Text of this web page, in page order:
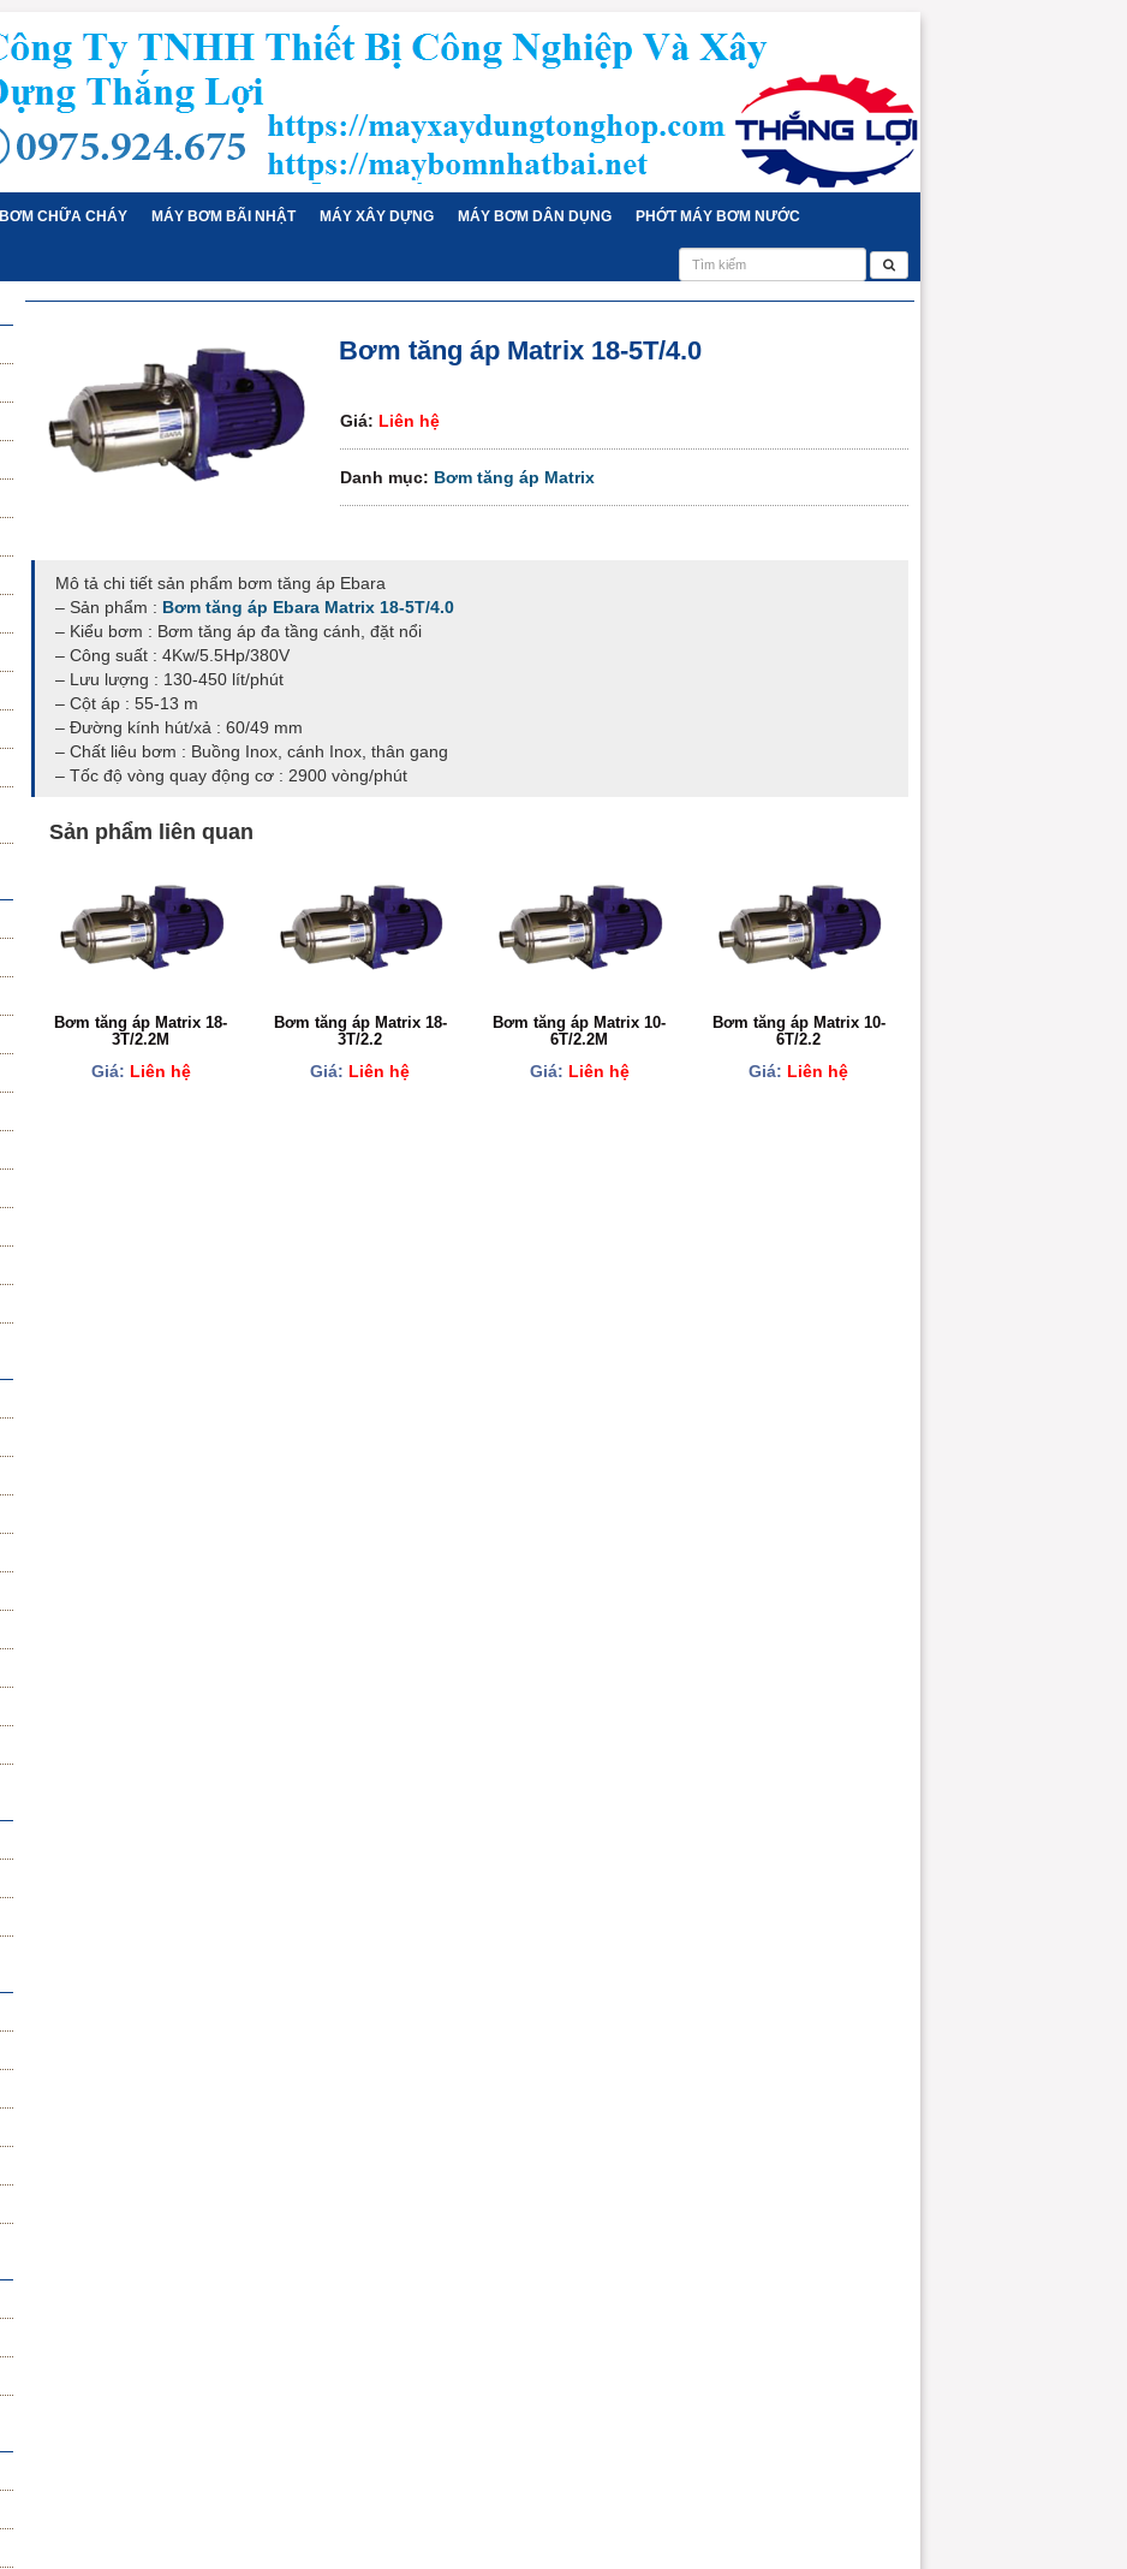
BƠM CHỮA CHÁY MÁY BƠM BÃI NHẬT MÁY XÂY DỰNG MÁY BƠM DÂN DỤNG PHỚT MÁY BƠM NƯỚC
Bơm tăng áp Matrix 18-5T/4.0
Giá: Liên hệ
Danh mục: Bơm tăng áp Matrix
Mô tả chi tiết sản phẩm bơm tăng áp Ebara
– Sản phẩm : Bơm tăng áp Ebara Matrix 18-5T/4.0
– Kiểu bơm : Bơm tăng áp đa tầng cánh, đặt nổi
– Công suất : 4Kw/5.5Hp/380V
– Lưu lượng : 130-450 lít/phút
– Cột áp : 55-13 m
– Đường kính hút/xả : 60/49 mm
– Chất liêu bơm : Buồng Inox, cánh Inox, thân gang
– Tốc độ vòng quay động cơ : 2900 vòng/phút
Sản phẩm liên quan
Bơm tăng áp Matrix 18-
3T/2.2M
Giá: Liên hệ
Bơm tăng áp Matrix 18-
3T/2.2
Giá: Liên hệ
Bơm tăng áp Matrix 10-
6T/2.2M
Giá: Liên hệ
Bơm tăng áp Matrix 10-
6T/2.2
Giá: Liên hệ